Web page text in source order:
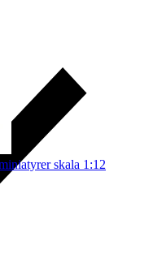
skala 1:12